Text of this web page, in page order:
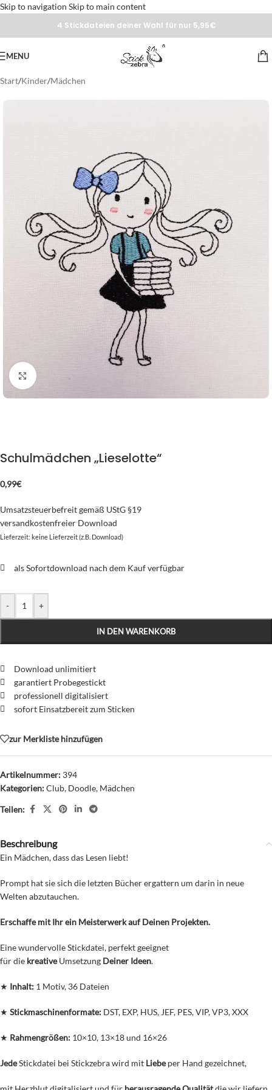
Skip to navigation Skip to main content
4 Stickdateien deiner Wahl für nur 5,95€
MENU
Start/Kinder/Mädchen
zum Vergrößern klicken
Schulmädchen „Lieselotte“
0,99€
Umsatzsteuerbefreit gemäß UStG §19
versandkostenfreier Download
Lieferzeit: keine Lieferzeit (z.B. Download)
als Sofortdownload nach dem Kauf verfügbar
- +
IN DEN WARENKORB
Download unlimitiert
garantiert Probegestickt
professionell digitalisiert
sofort Einsatzbereit zum Sticken
zur Merkliste hinzufügen
Artikelnummer: 394
Kategorien:Club, Doodle, Mädchen
Teilen:
Beschreibung
Ein Mädchen, dass das Lesen liebt!
Prompt hat sie sich die letzten Bücher ergattern um darin in neue
Welten abzutauchen.
Erschaffe mit Ihr ein Meisterwerk auf Deinen Projekten.
Eine wundervolle Stickdatei, perfekt geeignet
für die kreativeUmsetzung Deiner Ideen.
★ Inhalt: 1 Motiv, 36 Dateien
★ Stickmaschinenformate: DST, EXP, HUS, JEF, PES, VIP, VP3, XXX
★ Rahmengrößen: 10×10, 13×18 und 16×26
JedeStickdatei bei Stickzebra wird mit Liebeper Hand gezeichnet,